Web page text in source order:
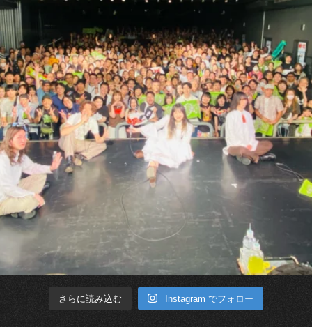
さらに読み込む Instagram でフォロー